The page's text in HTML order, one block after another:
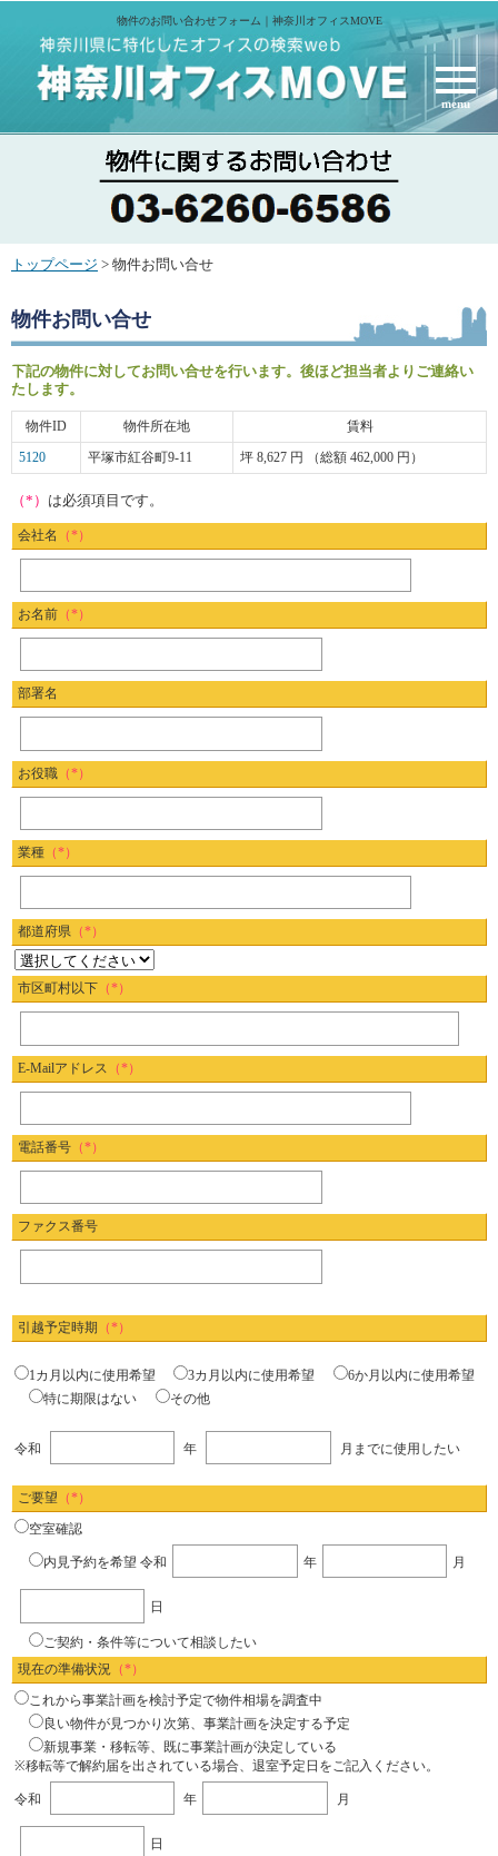
物件のお問い合わせフォーム｜神奈川オフィスMOVE
menu
トップページ > 物件お問い合せ
物件お問い合せ
下記の物件に対してお問い合せを行います。後ほど担当者よりご連絡い
たします。
物件ID 物件所在地 賃料
5120 平塚市紅谷町9-11 坪 8,627 円 （総額 462,000 円）
（*） は必須項目です。
会社名 （*）
お名前 （*）
部署名
お役職 （*）
業種 （*）
都道府県 （*）
市区町村以下 （*）
E-Mailアドレス （*）
電話番号 （*）
ファクス番号
引越予定時期 （*）
1カ月以内に使用希望 3カ月以内に使用希望
6か月以内に使用希望
特に期限はない
その他
令和 年 月までに使用したい
ご要望 （*）
空室確認
内見予約を希望 令和 年 月
日
ご契約・条件等について相談したい
現在の準備状況
（*）
これから事業計画を検討予定で物件相場を調査中
良い物件が見つかり次第、事業計画を決定する予定
新規事業・移転等、既に事業計画が決定している
※移転等で解約届を出されている場合、退室予定日をご記入ください。
令和 年 月
日